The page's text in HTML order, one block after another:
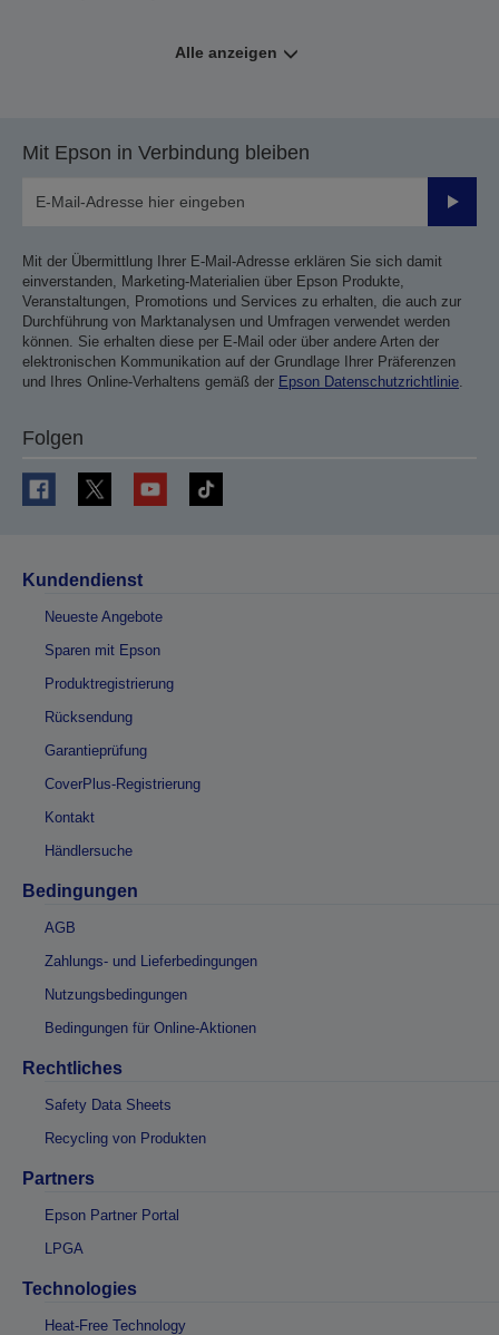
Alle anzeigen
Mit Epson in Verbindung bleiben
Mit der Übermittlung Ihrer E-Mail-Adresse erklären Sie sich damit
einverstanden, Marketing-Materialien über Epson Produkte,
Veranstaltungen, Promotions und Services zu erhalten, die auch zur
Durchführung von Marktanalysen und Umfragen verwendet werden
können. Sie erhalten diese per E-Mail oder über andere Arten der
elektronischen Kommunikation auf der Grundlage Ihrer Präferenzen
und Ihres Online-Verhaltens gemäß der Epson Datenschutzrichtlinie
Folgen
Kundendienst
Neueste Angebote
Sparen mit Epson
Produktregistrierung
Rücksendung
Garantieprüfung
CoverPlus-Registrierung
Kontakt
Händlersuche
Bedingungen
AGB
Zahlungs- und Lieferbedingungen
Nutzungsbedingungen
Bedingungen für Online-Aktionen
Rechtliches
Safety Data Sheets
Recycling von Produkten
Partners
Epson Partner Portal
LPGA
Technologies
Heat-Free Technology